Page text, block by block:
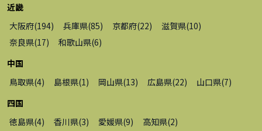
近畿
大阪府(194) 兵庫県(85) 京都府(22) 滋賀県(10)
奈良県(17) 和歌山県(6)
中国
鳥取県(4) 島根県(1 ) 岡山県(13) 広島県(22) 山口県(7)
四国
徳島県(4) 香川県(3) 愛媛県(9) 高知県(2)